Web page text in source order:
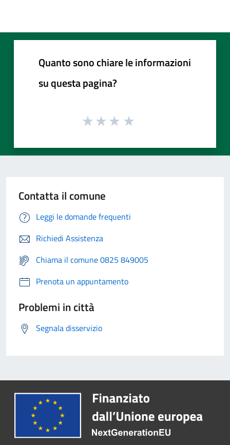
Quanto sono chiare le informazioni
su questa pagina?
Contatta il comune
Leggi le domande frequenti
Richiedi Assistenza
Chiama il comune 0825 849005
Prenota un appuntamento
Problemi in città
Segnala disservizio